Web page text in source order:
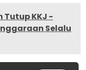
Tutup KKJ -
Selalu